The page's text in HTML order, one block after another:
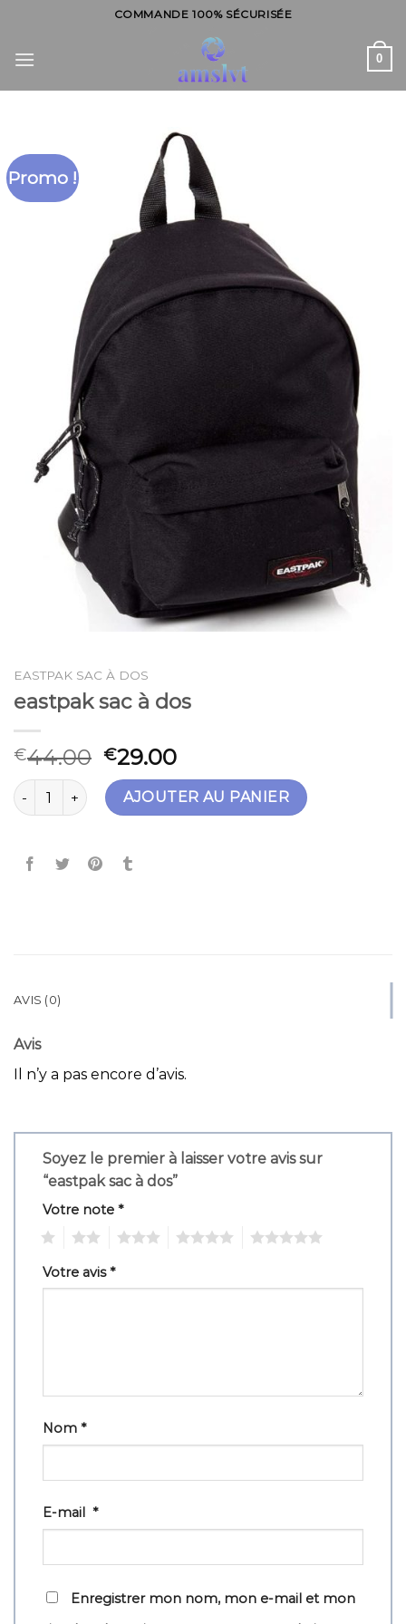
content
COMMANDE 100% SÉCURISÉE
0
Promo !
EASTPAK SAC À DOS
eastpak sac à dos
€44.00 €29.00
quantité de eastpak sac à dos
AJOUTER AU PANIER
AVIS (0)
Avis
Il n’y a pas encore d’avis.
Soyez le premier à laisser votre avis sur
“eastpak sac à dos”
Votre note *
Votre avis*
Nom *
E-mail *
Enregistrer mon nom, mon e-mail et mon